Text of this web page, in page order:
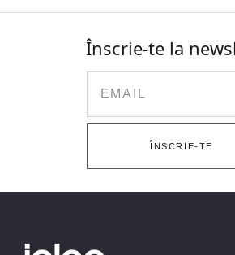
Înscrie-te la
ÎNSCRIE-TE